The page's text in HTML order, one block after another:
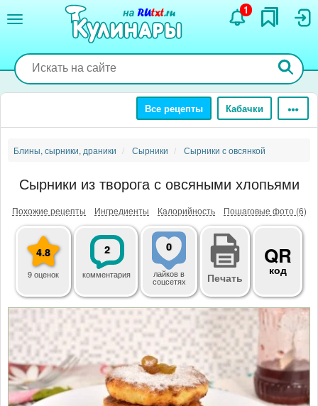
содержанию
1
Все рецепты Кабачки
Блины, сырники, драники Сырники Сырники с овсянкой
Сырники из творога с овсяными хлопьями
Похожие рецепты Ингредиенты Калорийность Пошаговые фото (6)
4.8
9 оценок
2
комментария
0
лайковв
соцсетях Печать
QR
код